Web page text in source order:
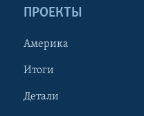
ПРОЕКТЫ
Америка
Итоги
Детали